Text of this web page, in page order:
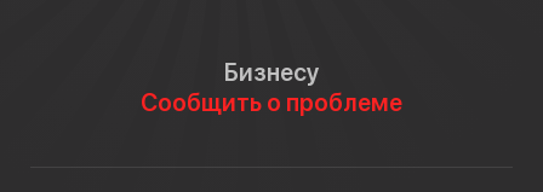
Бизнесу
Сообщить о проблеме